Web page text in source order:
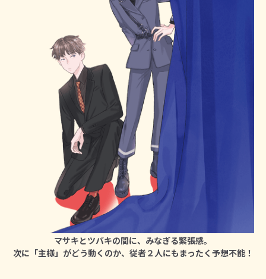
マサキとツバキの間に、みなぎる緊張感。
次に「主様」がどう動くのか、従者２人にもまったく予想不能！